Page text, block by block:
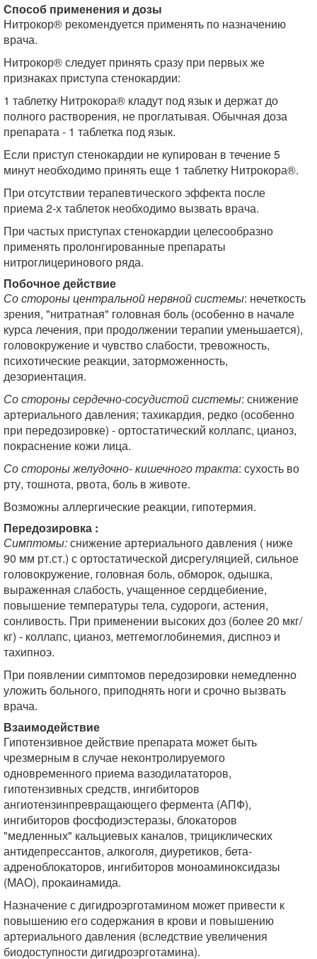
Способ применения и дозы
Нитрокор® рекомендуется применять по назначению
врача.
Нитрокор® следует принять сразу при первых же
признаках приступа стенокардии:
1 таблетку Нитрокора® кладут под язык и держат до
полного растворения, не проглатывая. Обычная доза
препарата - 1 таблетка под язык.
Если приступ стенокардии не купирован в течение 5
минут необходимо принять еще 1 таблетку Нитрокора®.
При отсутствии терапевтического эффекта после
приема 2-х таблеток необходимо вызвать врача.
При частых приступах стенокардии целесообразно
применять пролонгированные препараты
нитроглицеринового ряда.
Побочное действие
Со стороны центральной нервной системы: нечеткость
зрения, "нитратная" головная боль (особенно в начале
курса лечения, при продолжении терапии уменьшается),
головокружение и чувство слабости, тревожность,
психотические реакции, заторможенность,
дезориентация.
Со стороны сердечно-сосудистой системы: снижение
артериального давления; тахикардия, редко (особенно
при передозировке) - ортостатический коллапс, цианоз,
покраснение кожи лица.
Со стороны желудочно- кишечного тракта: сухость во
рту, тошнота, рвота, боль в животе.
Возможны аллергические реакции, гипотермия.
Передозировка :
Симптомы:снижение артериального давления ( ниже
90 мм рт.ст.) с ортостатической дисрегуляцией, сильное
головокружение, головная боль, обморок, одышка,
выраженная слабость, учащенное сердцебиение,
повышение температуры тела, судороги, астения,
сонливость. При применении высоких доз (более 20 мкг/
кг) - коллапс, цианоз, метгемоглобинемия, диспноэ и
тахипноэ.
При появлении симптомов передозировки немедленно
уложить больного, приподнять ноги и срочно вызвать
врача.
Взаимодействие
Гипотензивное действие препарата может быть
чрезмерным в случае неконтролируемого
одновременного приема вазодилататоров,
гипотензивных средств, ингибиторов
ангиотензинпревращающего фермента (АПФ),
ингибиторов фосфодиэстеразы, блокаторов
"медленных" кальциевых каналов, трициклических
антидепрессантов, алкоголя, диуретиков, бета-
адреноблокаторов, ингибиторов моноаминоксидазы
(МАО), прокаинамида.
Назначение с дигидроэрготамином может привести к
повышению его содержания в крови и повышению
артериального давления (вследствие увеличения
биодоступности дигидроэрготамина).